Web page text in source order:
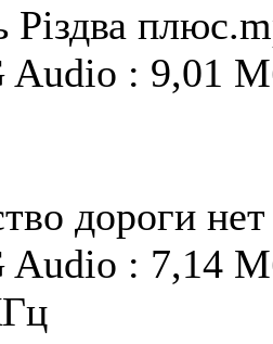
Різдва
Audio : 9,01
дороги
Audio : 7,14